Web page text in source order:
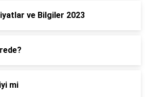
ve Bilgiler 2023
mi